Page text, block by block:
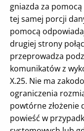
gniazda za pomocą
tej samej porcji
pomocą
drugiej strony
przeprowadza
komunikatów z
X.25. Nie ma
ograniczenia
powtórne złożenie
powieść w